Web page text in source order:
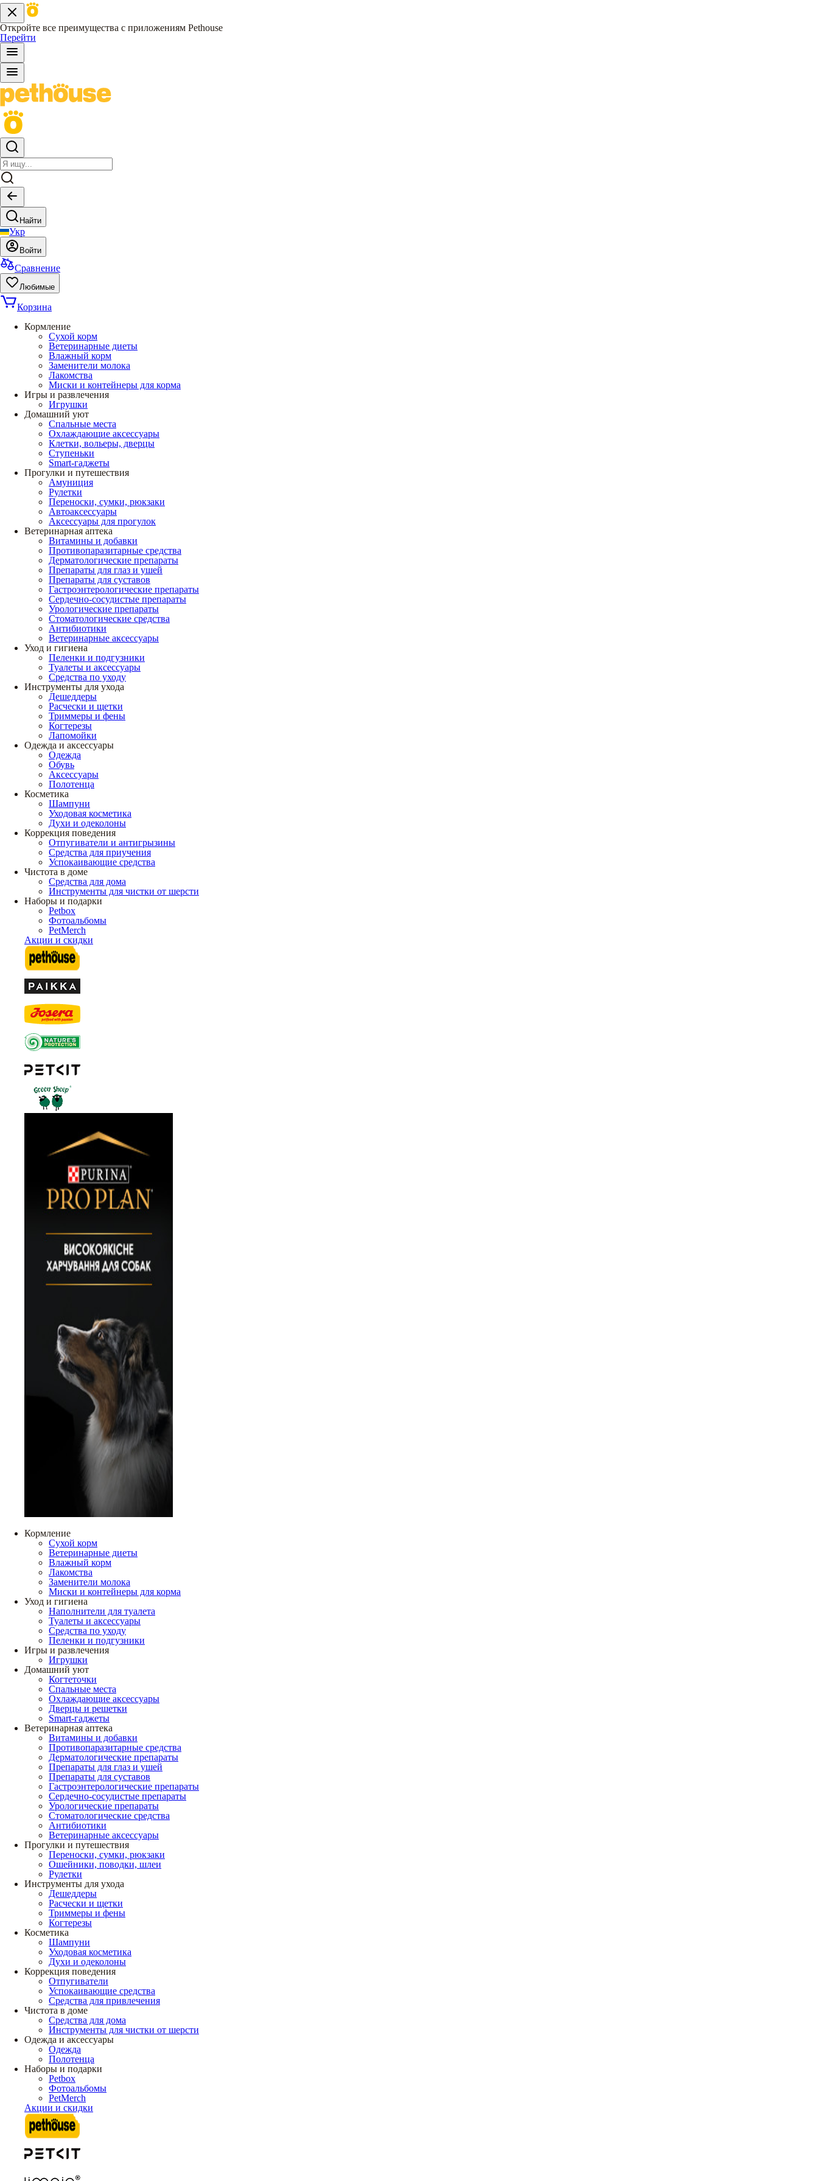
Откройте все преимущества с приложениям Pethouse
Перейти
Найти
Укр
Войти
Сравнение
Любимые
Корзина
Кормление
Сухой корм
Ветеринарные диеты
Влажный корм
Заменители молока
Лакомства
Миски и контейнеры для корма
Игры и развлечения
Игрушки
Домашний уют
Спальные места
Охлаждающие аксессуары
Клетки, вольеры, дверцы
Ступеньки
Smart-гаджеты
Прогулки и путешествия
Амуниция
Рулетки
Переноски, сумки, рюкзаки
Автоаксессуары
Аксессуары для прогулок
Ветеринарная аптека
Витамины и добавки
Противопаразитарные средства
Дерматологические препараты
Препараты для глаз и ушей
Препараты для суставов
Гастроэнтерологические препараты
Сердечно-сосудистые препараты
Урологические препараты
Стоматологические средства
Антибиотики
Ветеринарные аксессуары
Уход и гигиена
Пеленки и подгузники
Туалеты и аксессуары
Средства по уходу
Инструменты для ухода
Дешеддеры
Расчески и щетки
Триммеры и фены
Когтерезы
Лапомойки
Одежда и аксессуары
Одежда
Обувь
Аксессуары
Полотенца
Косметика
Шампуни
Уходовая косметика
Духи и одеколоны
Коррекция поведения
Отпугиватели и антигрызины
Средства для приучения
Успокаивающие средства
Чистота в доме
Средства для дома
Инструменты для чистки от шерсти
Наборы и подарки
Petbox
Фотоальбомы
PetMerch
Акции и скидки
Кормление
Сухой корм
Ветеринарные диеты
Влажный корм
Лакомства
Заменители молока
Миски и контейнеры для корма
Уход и гигиена
Наполнители для туалета
Туалеты и аксессуары
Средства по уходу
Пеленки и подгузники
Игры и развлечения
Игрушки
Домашний уют
Когтеточки
Спальные места
Охлаждающие аксессуары
Дверцы и решетки
Smart-гаджеты
Ветеринарная аптека
Витамины и добавки
Противопаразитарные средства
Дерматологические препараты
Препараты для глаз и ушей
Препараты для суставов
Гастроэнтерологические препараты
Сердечно-сосудистые препараты
Урологические препараты
Стоматологические средства
Антибиотики
Ветеринарные аксессуары
Прогулки и путешествия
Переноски, сумки, рюкзаки
Ошейники, поводки, шлеи
Рулетки
Инструменты для ухода
Дешеддеры
Расчески и щетки
Триммеры и фены
Когтерезы
Косметика
Шампуни
Уходовая косметика
Духи и одеколоны
Коррекция поведения
Отпугиватели
Успокаивающие средства
Средства для привлечения
Чистота в доме
Средства для дома
Инструменты для чистки от шерсти
Одежда и аксессуары
Одежда
Полотенца
Наборы и подарки
Petbox
Фотоальбомы
PetMerch
Акции и скидки